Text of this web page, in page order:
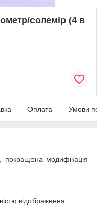
солемір (4 в
Оплата Умови
модифікація
відображення